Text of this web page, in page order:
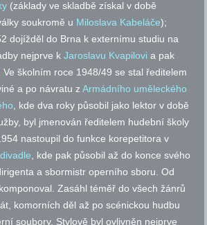
(základy ve skladbě získal v době
soukromě u Miloslava Kabeláče);
dojížděl do Brna k externímu studiu na
nejprve kJaroslavu Kvapilovi a pak
Ve školním roce 1948/49 se stal ředitelem
a po návratu zArmádního uměleckého
, kde dva roky působil jako lektor v době
byl jmenován ředitelem hudební školy
nastoupil do funkce korepetitora v
, kde pak působil až do konce svého
a sbormistr operního sboru. Od
Zasáhl téměř do všech žánrů
komorních děl až po scénickou hudbu
soubory. Stylově byl ovlivněn nejprve